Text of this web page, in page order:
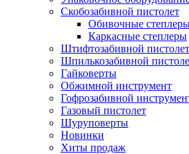
Скобозабивной пистолет
Обивочные
Каркасные степлеры
Штифтозабивной пистолет
Шпилькозабивной
Гайковерты
Обжимной инструмент
Гофрозабивной
Газовый пистолет
Шуруповерты
Новинки
Хиты продаж